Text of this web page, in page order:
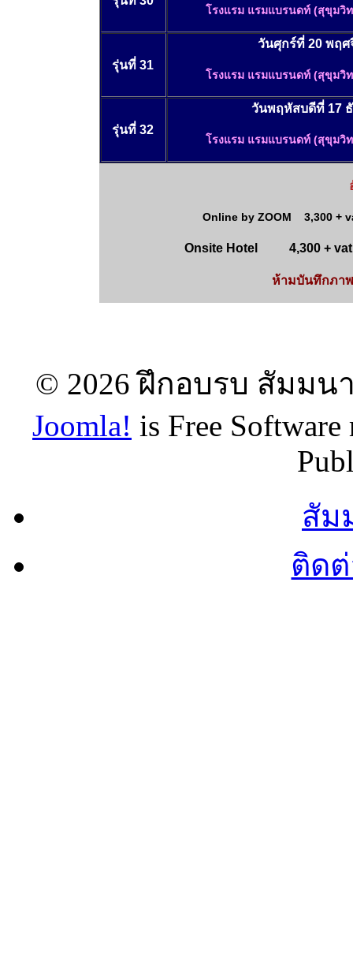
โรงแรม แรมแบรนดท์ (สุขุมวิ
รุ่นที่ 31
วันศุกร์ที่ 20 พฤศ
โรงแรม แรมแบรนดท์ (สุขุมวิ
รุ่นที่ 32
วันพฤหัสบดีที่ 17
โรงแรม แรมแบรนดท์ (สุขุมวิ
Online by ZOOM 3,300 +
Onsite Hotel 4,300 + vat
ห้ามบันทึกภาพ
© 2026 ฝึกอบรบ สัมมน
Joomla! is Free Software
สัม
ติด